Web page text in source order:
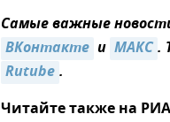
Самые важные
ВКонтакте и MAКС.
Rutube.
Читайте также на